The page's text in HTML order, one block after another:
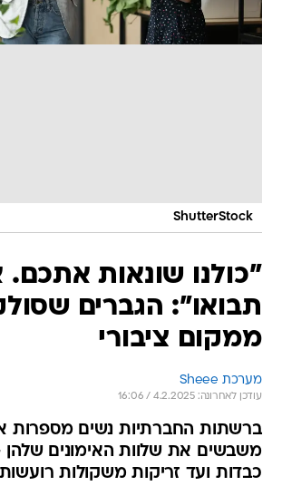
ShutterStock
"כולנו שונאות אתכם.
תבואו": הגברים
ממקום ציבורי
מערכת Sheee
עודכן לאחרונה: 4.2.2025 / 16:06
ברשתות החברתיות נשים מספרות
משבשים את שלוות האימונים
כבדות ועד זריקות משקולות